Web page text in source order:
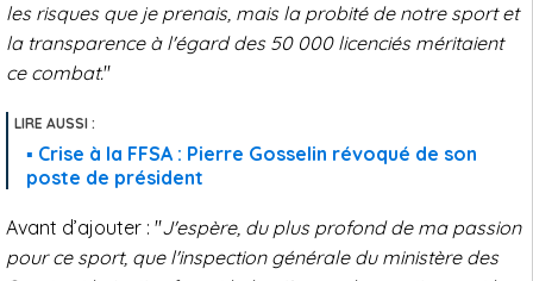
les risques que je prenais, mais la probité de notre sport et
la transparence à l'égard des 50 000 licenciés méritaient
ce combat."
Crise à la FFSA : Pierre Gosselin révoqué de son
poste de président
Avant d’ajouter : "J'espère, du plus profond de ma passion
pour ce sport, que l'inspection générale du ministère des